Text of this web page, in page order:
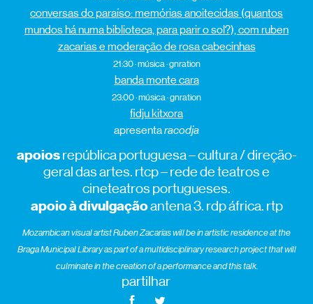
conversas do paraíso: memórias anoitecidas (quantos
mundos há numa biblioteca, para parir o sol?), com ruben
zacarias e moderação de rosa cabecinhas
21:30 · música · gnration
banda monte cara
23:00 · música · gnration
fidju kitxora
apresentaracodja
apoiosrepública portuguesa – cultura / direção-
geral das artes. rtcp – rede de teatros e
cineteatros portugueses.
apoio à divulgaçãoantena 3. rdp áfrica. rtp
Mozambican visual artist Ruben Zacarias will be in artistic residence at the
Braga Municipal Library as part of a multidisciplinary research project that will
culminate in the creation of a performance and this talk.
partilhar